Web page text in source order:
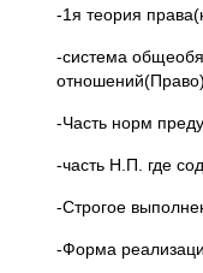
-1я теория
-система
отношений(Право)
-Часть норм
-часть Н.П. где
-Строгое
-Форма